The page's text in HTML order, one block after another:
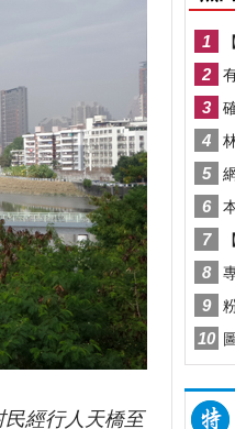
經行人天橋至